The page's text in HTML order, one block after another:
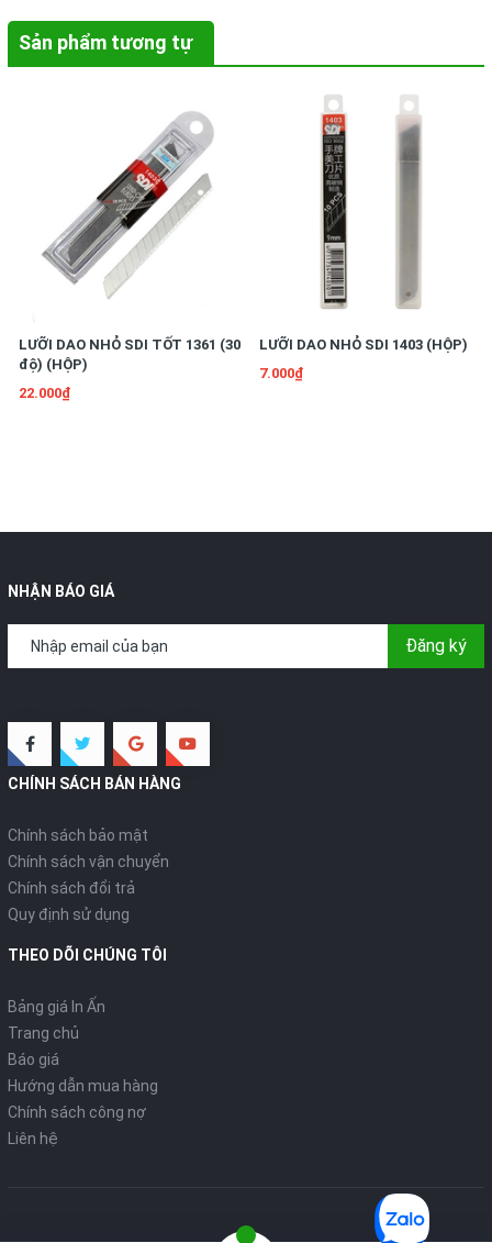
Sản phẩm tương tự
LƯỠI DAO NHỎ SDI TỐT 1361 (30
độ) (HỘP)
22.000₫
LƯỠI DAO NHỎ SDI 1403 (HỘP)
7.000₫
NHẬN BÁO GIÁ
Đăng ký
CHÍNH SÁCH BÁN HÀNG
Chính sách bảo mật
Chính sách vận chuyển
Chính sách đổi trả
Quy định sử dụng
THEO DÕI CHÚNG TÔI
Bảng giá In Ấn
Trang chủ
Báo giá
Hướng dẫn mua hàng
Chính sách công nợ
Liên hệ